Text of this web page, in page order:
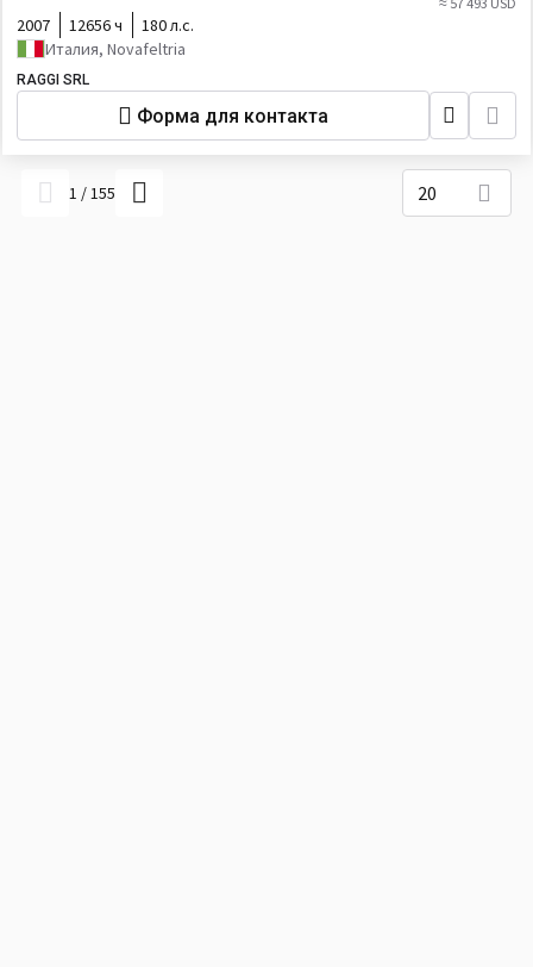
2007 12656 ч
180 л.с.
Италия, Novafeltria
RAGGI SRL
Форма для контакта
1 /155 20